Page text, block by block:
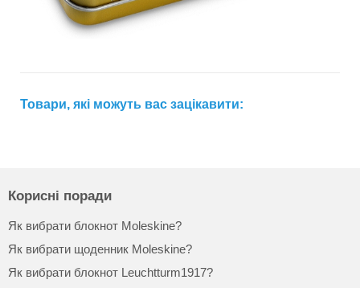
Товари, які можуть вас зацікавити:
Корисні поради
Як вибрати блокнот Moleskine?
Як вибрати щоденник Moleskine?
Як вибрати блокнот Leuchtturm1917?